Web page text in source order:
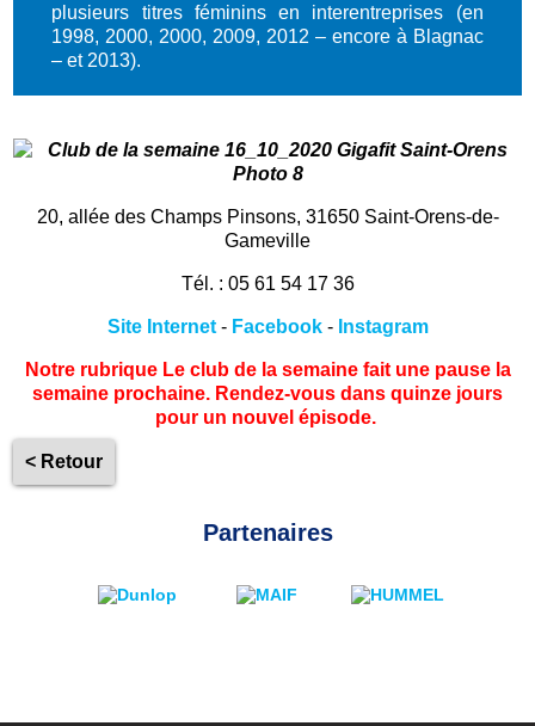
plusieurs titres féminins en interentreprises (en
1998, 2000, 2000, 2009, 2012 – encore à Blagnac
– et 2013).
20, allée des Champs Pinsons, 31650 Saint-Orens-de-
Gameville
Tél. : 05 61 54 17 36
Site Internet- Facebook- Instagram
Notre rubrique Le club de la semaine fait une pause la
semaine prochaine. Rendez-vous dans quinze jours
pour un nouvel épisode.
< Retour
Partenaires